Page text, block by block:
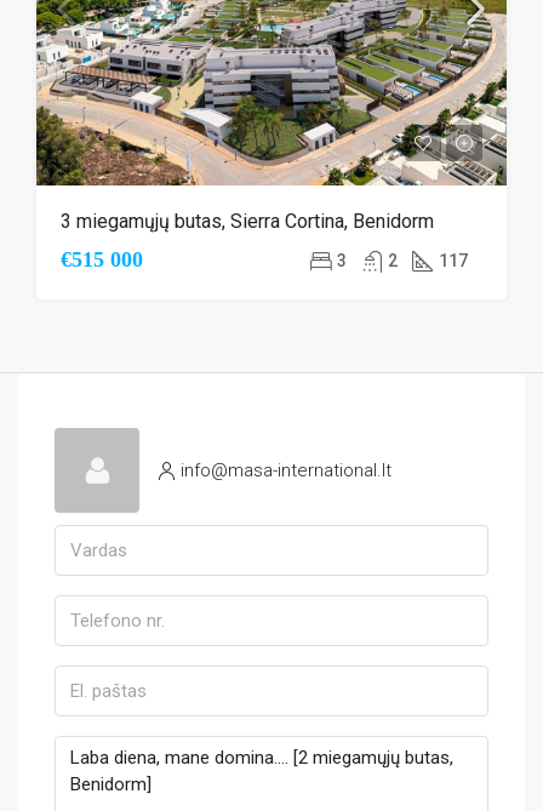
3 miegamųjų butas, Sierra Cortina, Benidorm
€515 000 3 2 117
info@masa-international.lt